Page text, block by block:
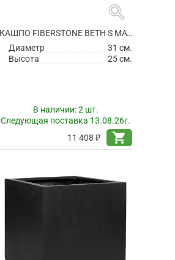
search
КАШПО FIBERSTONE BETH S MATT BLACK
Диаметр
31 см.
Высота
25 см.
В наличии:2 шт.
Следующая поставка 13.08.26г.
11 408 ₽
shopping_cart